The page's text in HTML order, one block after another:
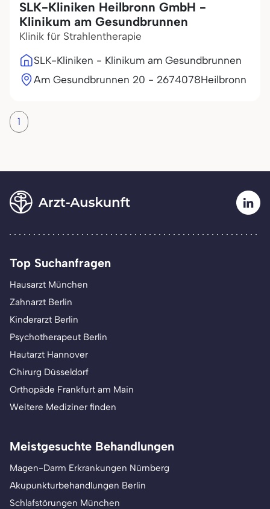
SLK-Kliniken Heilbronn GmbH -
Klinikum am Gesundbrunnen
Klinik für Strahlentherapie
SLK-Kliniken - Klinikum am Gesundbrunnen
Am Gesundbrunnen 20 - 2674078Heilbronn
1
Top Suchanfragen
Hausarzt München
Zahnarzt Berlin
Kinderarzt Berlin
Psychotherapeut Berlin
Hautarzt Hannover
Chirurg Düsseldorf
Orthopäde Frankfurt am Main
Weitere Mediziner finden
Meistgesuchte Behandlungen
Magen-Darm Erkrankungen Nürnberg
Akupunkturbehandlungen Berlin
Schlafstörungen München